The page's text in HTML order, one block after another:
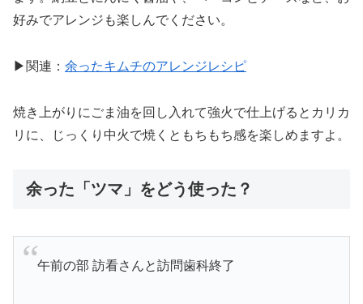
好みでアレンジも楽しんでください。
▶関連： 余ったキムチのアレンジレシピ
焼き上がりにごま油を回し入れて強火で仕上げるとカリカ
リに、じっくり中火で焼くともちもち感を楽しめますよ。
余った「ツマ」をどう使った？
午前の部 訪看さんと訪問歯科終了